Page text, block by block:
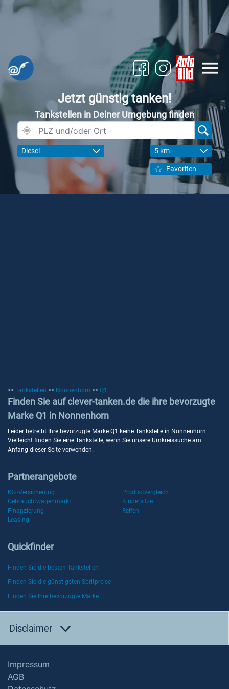
Jetzt günstig tanken!
Tankstellen in Deiner Umgebung finden
Diesel 5 km
Favoriten
>> Tankstellen >> Nonnenhorn >> Q1
Finden Sie auf clever-tanken.de die ihre bevorzugte
Marke Q1 in Nonnenhorn
Leider betreibt Ihre bevorzugte Marke Q1 keine Tankstelle in Nonnenhorn.
Vielleicht finden Sie eine Tankstelle, wenn Sie unsere Umkreissuche am
Anfang dieser Seite verwenden.
Partnerangebote
Kfz-Versicherung
Produktvergleich
Gebrauchtwagenmarkt
Kindersitze
Finanzierung
Reifen
Leasing
Quickfinder
Finden Sie die besten Tankstellen
Finden Sie die günstigsten Spritpreise
Finden Sie Ihre bevorzugte Marke
Disclaimer
Impressum
AGB